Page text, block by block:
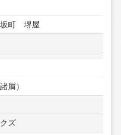
町　堺屋
屑）
ズ